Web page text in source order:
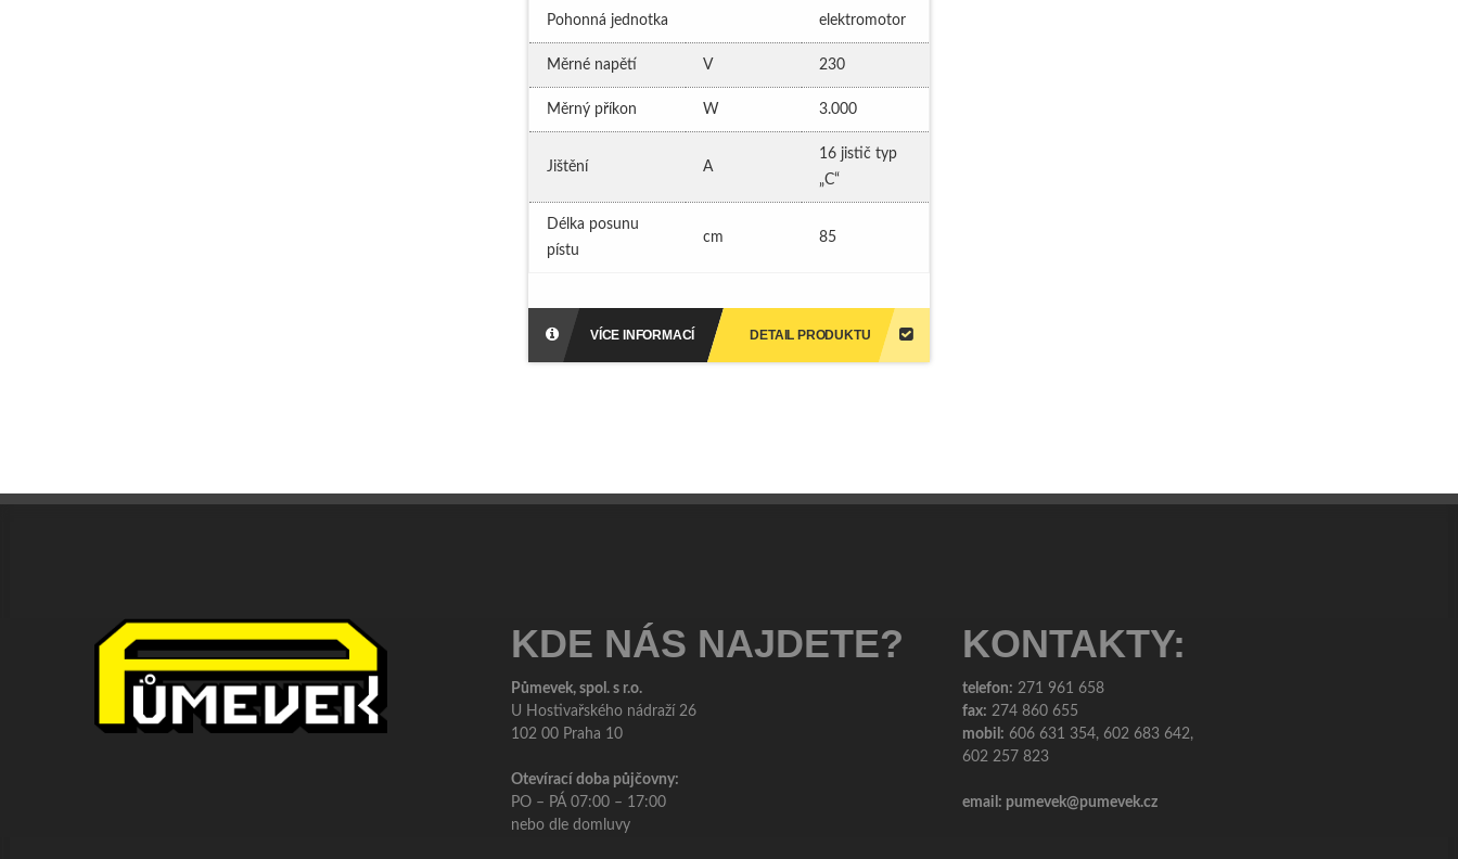
Pohonná jednotka elektromotor
Měrné napětí V 230
Měrný příkon W 3.000
Jištění A
16 jistič typ
„C“
Délka posunu
pístu
cm 85
VÍCE INFORMACÍ DETAIL PRODUKTU
KDE NÁS NAJDETE?
Půmevek, spol. s r.o.
U Hostivařského nádraží 26
102 00 Praha 10
Otevírací doba půjčovny:
PO – PÁ 07:00 – 17:00
nebo dle domluvy
KONTAKTY:
telefon: 271 961 658
fax: 274 860 655
mobil: 606 631 354, 602 683 642,
602 257 823
email: pumevek@pumevek.cz